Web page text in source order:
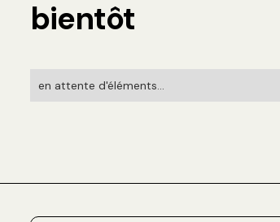
bientôt
en attente d'éléments...